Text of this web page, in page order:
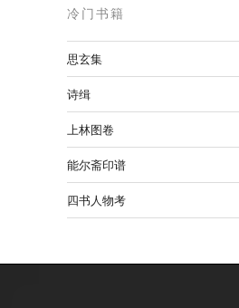
冷门书籍
思玄集
诗缉
上林图卷
能尔斋印谱
四书人物考